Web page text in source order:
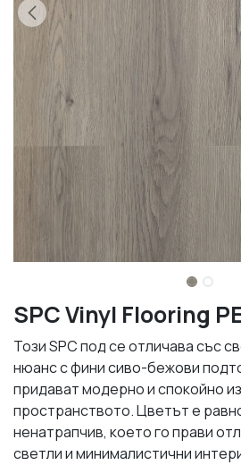
SPC Vinyl Flooring
Този SPC под се отличава със
нюанс с фини сиво-бежови
придават модерно и спокойно
пространството. Цветът е
ненатрапчив, което го прави
светли и минималистични